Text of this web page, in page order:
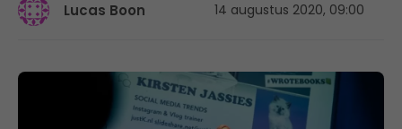
Lucas Boon 14 augustus 2020, 09:00